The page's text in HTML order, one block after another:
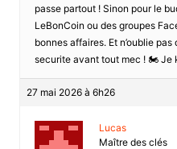
passe partout ! Sinon pour le
LeBonCoin ou des groupes
bonnes affaires. Et n’oublie
securite avant tout mec ! 🏍️ Je
27 mai 2026 à 6h26
Lucas
Maître des clés